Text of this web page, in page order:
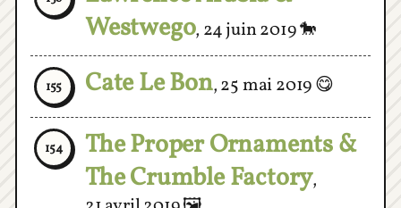
155 Cate Le Bon,25 mai 2019😋
154
The Proper Ornaments &
The Crumble Factory,
21 avril 2019🖼